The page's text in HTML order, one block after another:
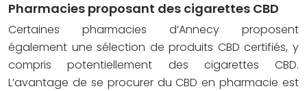
Pharmacies proposant des cigarettes CBD
Certaines pharmacies d’Annecy proposent
également une sélection de produits CBD certifiés, y
compris potentiellement des cigarettes CBD.
L’avantage de se procurer du CBD en pharmacie est